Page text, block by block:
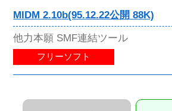
MIDM 2.10b(95.12.22公開 88K)
他力本願 SMF連結ツール
フリーソフト